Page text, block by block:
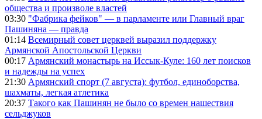
общества и произволе властей
03:30 "Фабрика фейков" — в парламенте или Главный враг
Пашиняна — правда
01:14 Всемирный совет церквей выразил поддержку
Армянской Апостольской Церкви
00:17 Армянский монастырь на Иссык-Куле: 160 лет поисков
и надежды на успех
21:30 Армянский спорт (7 августа): футбол, единоборства,
шахматы, легкая атлетика
20:37 Такого как Пашинян не было со времен нашествия
сельджуков